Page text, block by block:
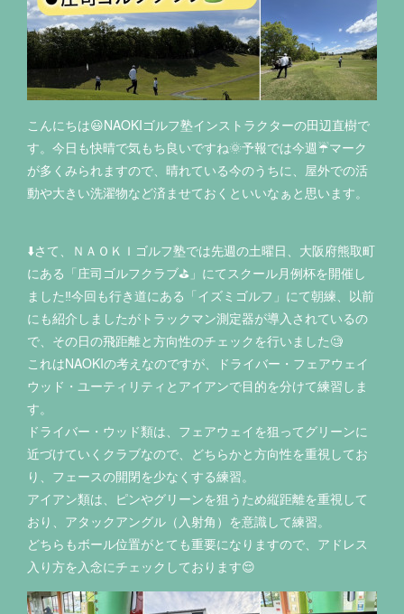
こんにちは😃NAOKIゴルフ塾インストラクターの田辺直樹で
す。今日も快晴で気もち良いですね🌞予報では今週☔マーク
が多くみられますので、晴れている今のうちに、屋外での活
動や大きい洗濯物など済ませておくといいなぁと思います。
⬇️さて、ＮＡＯＫＩゴルフ塾では先週の土曜日、大阪府熊取町
にある「庄司ゴルフクラブ⛳️」にてスクール月例杯を開催し
ました‼️今回も行き道にある「イズミゴルフ」にて朝練、以前
にも紹介しましたがトラックマン測定器が導入されているの
で、その日の飛距離と方向性のチェックを行いました🧐
これはNAOKIの考えなのですが、ドライバー・フェアウェイ
ウッド・ユーティリティとアイアンで目的を分けて練習しま
す。
ドライバー・ウッド類は、フェアウェイを狙ってグリーンに
近づけていくクラブなので、どちらかと方向性を重視してお
り、フェースの開閉を少なくする練習。
アイアン類は、ピンやグリーンを狙うため縦距離を重視して
おり、アタックアングル（入射角）を意識して練習。
どちらもボール位置がとても重要になりますので、アドレス
入り方を入念にチェックしております😌